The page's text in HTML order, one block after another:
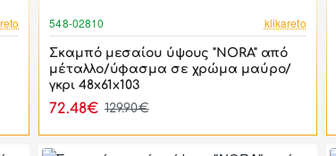
548-02810 klikareto
Σκαμπό μεσαίου ύψους "NORA" από
μέταλλο/ύφασμα σε χρώμα μαύρο/
γκρι 48x61x103
72.48€ 129.90€